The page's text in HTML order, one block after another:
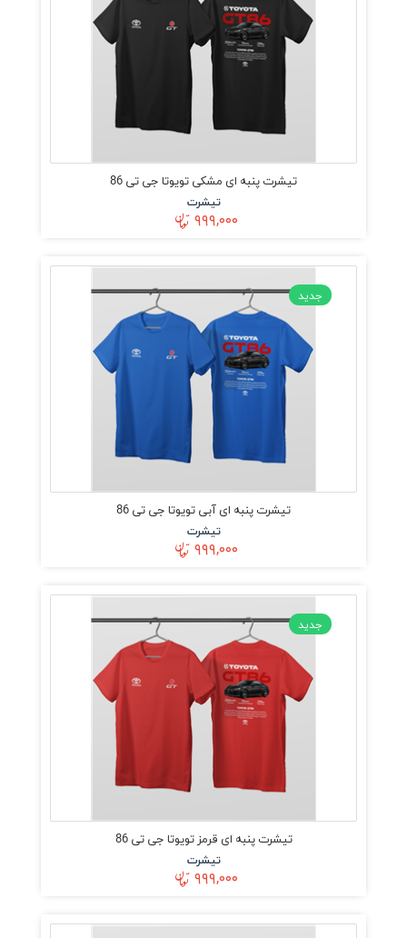
تیشرت پنبه ای مشکی تویوتا جی تی 86
تیشرت
۹۹۹,۰۰۰
جدید
تیشرت پنبه ای آبی تویوتا جی تی 86
تیشرت
۹۹۹,۰۰۰
جدید
تیشرت پنبه ای قرمز تویوتا جی تی 86
تیشرت
۹۹۹,۰۰۰